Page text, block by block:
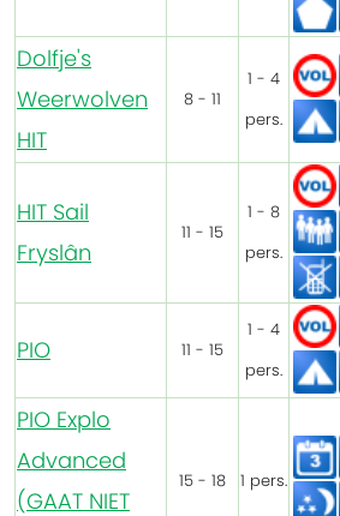
Dolfje's
Weerwolven
HIT
8 - 11
1 - 4
pers.
HIT Sail
Fryslân
11 - 15
1 - 8
pers.
PIO 11 - 15
1 - 4
pers.
PIO Explo
Advanced
(GAAT NIET
15 - 18 1 pers.